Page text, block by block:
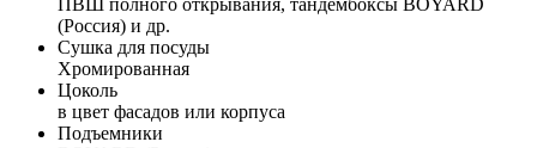
(Россия) и др.
Сушка для посуды
Хромированная
Цоколь
в цвет фасадов или корпуса
Подъемники